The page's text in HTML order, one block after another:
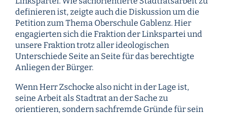
definieren ist, zeigte auch die Diskussion um die
Petition zum Thema Oberschule Gablenz. Hier
engagierten sich die Fraktion der Linkspartei und
unsere Fraktion trotz aller ideologischen
Unterschiede Seite an Seite für das berechtigte
Anliegen der Bürger.
Wenn Herr Zschocke also nicht in der Lage ist,
seine Arbeit als Stadtrat an der Sache zu
orientieren, sondern sachfremde Gründe für sein